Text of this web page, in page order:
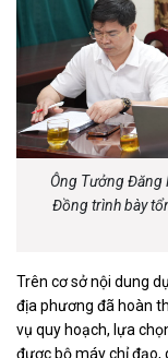
Ông Tưởng Đăng
Đồng trình bày
Trên cơ sở nội dung
địa phương đã hoàn
vụ quy hoạch, lựa
được bộ máy chỉ đạo,